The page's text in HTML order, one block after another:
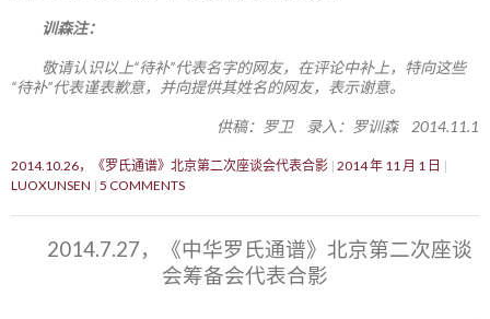
训森注：
敬请认识以上“待补”代表名字的网友，在评论中补上，特向这些
“待补”代表谨表歉意，并向提供其姓名的网友，表示谢意。
供稿：罗卫 录入：罗训森 2014.11.1
2014.10.26，《罗氏通谱》北京第二次座谈会代表合影 2014 年 11 月 1 日
LUOXUNSEN 5 COMMENTS
2014.7.27，《中华罗氏通谱》北京第二次座谈
会筹备会代表合影